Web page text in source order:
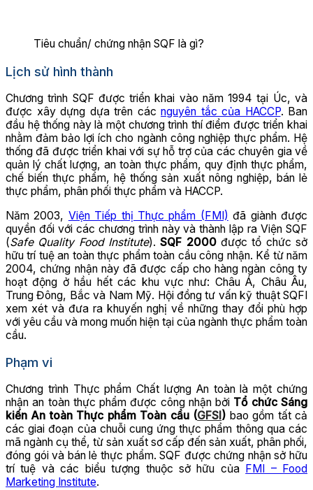
Tiêu chuẩn/ chứng nhận SQF là gì?
Lịch sử hình thành
Chương trình SQF được triển khai vào năm 1994 tại Úc, và
được xây dựng dựa trên các nguyên tắc của HACCP. Ban
đầu hệ thống này là một chương trình thí điểm được triển khai
nhằm đảm bảo lợi ích cho ngành công nghiệp thực phẩm. Hệ
thống đã được triển khai với sự hỗ trợ của các chuyên gia về
quản lý chất lượng, an toàn thực phẩm, quy định thực phẩm,
chế biến thực phẩm, hệ thống sản xuất nông nghiệp, bán lẻ
thực phẩm, phân phối thực phẩm và HACCP.
Năm 2003, Viện Tiếp thị Thực phẩm (FMI) đã giành được
quyền đối với các chương trình này và thành lập ra Viện SQF
(Safe Quality Food Institute).SQF 2000được tổ chức sở
hữu trí tuệ an toàn thực phẩm toàn cầu công nhận. Kể từ năm
2004, chứng nhận này đã được cấp cho hàng ngàn công ty
hoạt động ở hầu hết các khu vực như: Châu Á, Châu Âu,
Trung Đông, Bắc và Nam Mỹ. Hội đồng tư vấn kỹ thuật SQFI
xem xét và đưa ra khuyến nghị về những thay đổi phù hợp
với yêu cầu và mong muốn hiện tại của ngành thực phẩm toàn
cầu.
Phạm vi
Chương trình Thực phẩm Chất lượng An toàn là một chứng
nhận an toàn thực phẩm được công nhận bởi Tổ chức Sáng
kiến An toàn Thực phẩm Toàn cầu (GFSI ) bao gồm tất cả
các giai đoạn của chuỗi cung ứng thực phẩm thông qua các
mã ngành cụ thể, từ sản xuất sơ cấp đến sản xuất, phân phối,
đóng gói và bán lẻ thực phẩm. SQF được chứng nhận sở hữu
trí tuệ và các biểu tượng thuộc sở hữu của FMI – Food
Marketing Institute.